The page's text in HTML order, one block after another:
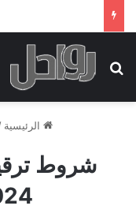
بحث عن
الرئيسية
شروط
2024